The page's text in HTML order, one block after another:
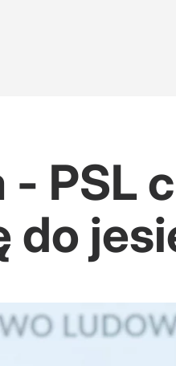
- PSL
do